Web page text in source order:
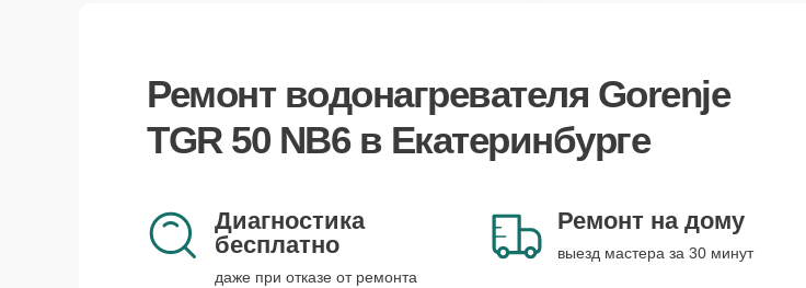
Ремонт водонагревателя Gorenje
TGR 50 NB6в Екатеринбурге
Диагностика
бесплатно
даже при отказе от ремонта
Ремонт на дому
выезд мастера за 30 минут